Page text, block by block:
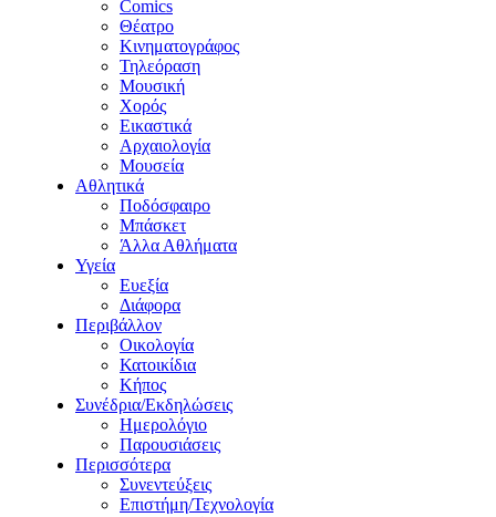
Comics
Θέατρο
Κινηματογράφος
Τηλεόραση
Μουσική
Χορός
Εικαστικά
Αρχαιολογία
Μουσεία
Αθλητικά
Ποδόσφαιρο
Μπάσκετ
Άλλα Αθλήματα
Υγεία
Ευεξία
Διάφορα
Περιβάλλον
Οικολογία
Κατοικίδια
Κήπος
Συνέδρια/Εκδηλώσεις
Ημερολόγιο
Παρουσιάσεις
Περισσότερα
Συνεντεύξεις
Επιστήμη/Τεχνολογία